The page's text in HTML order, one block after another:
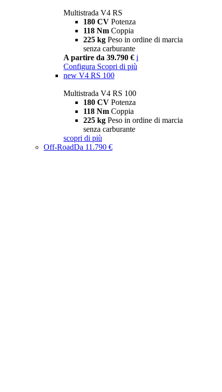
Multistrada V4 RS
180 CV Potenza
118 Nm Coppia
225 kg Peso in ordine di marcia
senza carburante
A partire da 39.790 € i
Configura Scopri di più
new V4 RS 100
Multistrada V4 RS 100
180 CV Potenza
118 Nm Coppia
225 kg Peso in ordine di marcia
senza carburante
scopri di più
Off-RoadDa 11.790 €